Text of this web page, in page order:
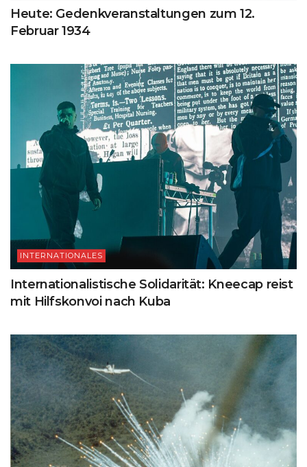
Heute: Gedenkveranstaltungen zum 12.
Februar 1934
INTERNATIONALES
Internationalistische Solidarität: Kneecap reist
mit Hilfskonvoi nach Kuba